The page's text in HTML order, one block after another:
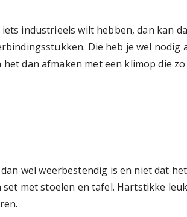
industrieels wilt hebben, dan kan
Die heb je wel nodig
dan afmaken met een klimop die
wel weerbestendig is en niet dat
met stoelen en tafel. Hartstikke